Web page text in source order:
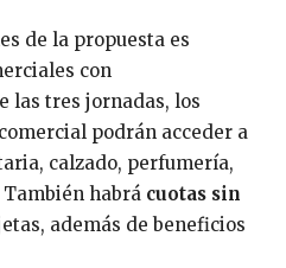
de la propuesta es
con
las tres jornadas, los
podrán acceder a
calzado, perfumería,
habrá cuotas sin
además de beneficios